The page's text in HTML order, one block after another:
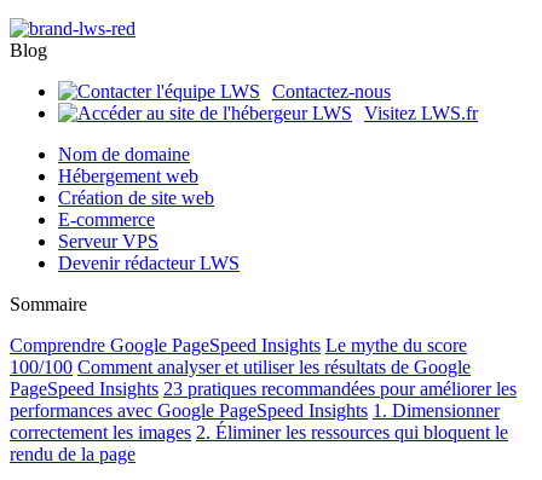
Blog
Contactez-nous
Visitez LWS.fr
Nom de domaine
Hébergement web
Création de site web
E-commerce
Serveur VPS
Devenir rédacteur LWS
Sommaire
Comprendre Google PageSpeed Insights Le mythe du score
100/100 Comment analyser et utiliser les résultats de Google
PageSpeed Insights 23 pratiques recommandées pour améliorer les
performances avec Google PageSpeed Insights 1. Dimensionner
correctement les images 2. Éliminer les ressources qui bloquent le
rendu de la page